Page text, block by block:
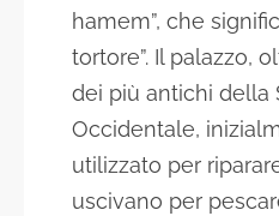
hamem”, che
tortore”. Il palazzo,
dei più antichi della
Occidentale,
utilizzato per
uscivano per